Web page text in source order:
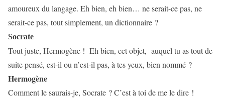
amoureux du langage. Eh bien, eh bien… ne serait-ce pas, ne
serait-ce pas, tout simplement, un dictionnaire ?
Socrate
Tout juste, Hermogène ! Eh bien, cet objet, auquel tu as tout de
suite pensé, est-il ou n’est-il pas, à tes yeux, bien nommé ?
Hermogène
Comment le saurais-je, Socrate ? C’est à toi de me le dire !